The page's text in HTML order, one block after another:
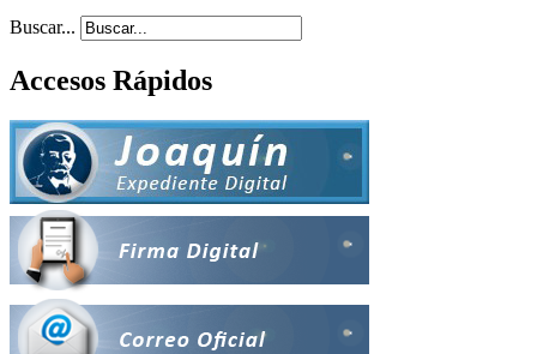
Buscar...
Accesos Rápidos